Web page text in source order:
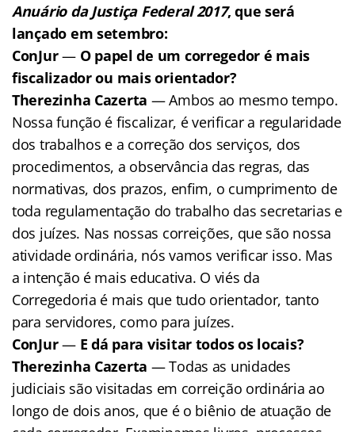
Anuário da Justiça Federal 2017, que será
lançado em setembro:
ConJur—O papel de um corregedor é mais
fiscalizador ou mais orientador?
Therezinha Cazerta — Ambos ao mesmo tempo.
Nossa função é fiscalizar, é verificar a regularidade
dos trabalhos e a correção dos serviços, dos
procedimentos, a observância das regras, das
normativas, dos prazos, enfim, o cumprimento de
toda regulamentação do trabalho das secretarias e
dos juízes. Nas nossas correições, que são nossa
atividade ordinária, nós vamos verificar isso. Mas
a intenção é mais educativa. O viés da
Corregedoria é mais que tudo orientador, tanto
para servidores, como para juízes.
ConJur—E dá para visitar todos os locais?
Therezinha Cazerta — Todas as unidades
judiciais são visitadas em correição ordinária ao
longo de dois anos, que é o biênio de atuação de